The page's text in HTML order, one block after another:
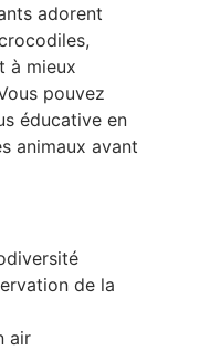
adorent
à mieux
pouvez
éducative en
animaux avant
de la
air